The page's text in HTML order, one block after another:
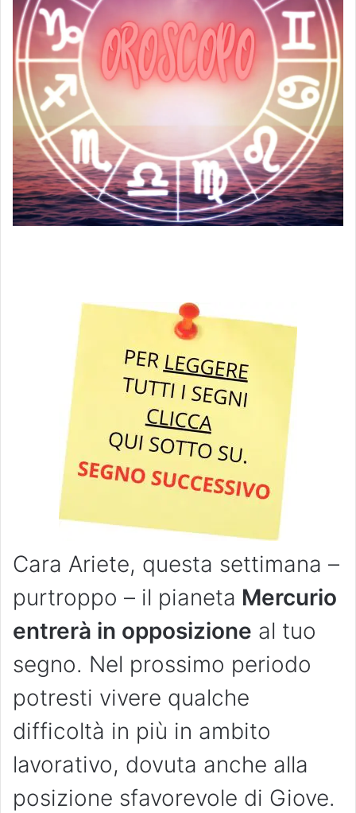
Cara Ariete, questa settimana –
purtroppo – il pianeta Mercurio
entrerà in opposizione al tuo
segno. Nel prossimo periodo
potresti vivere qualche
difficoltà in più in ambito
lavorativo, dovuta anche alla
posizione sfavorevole di Giove.